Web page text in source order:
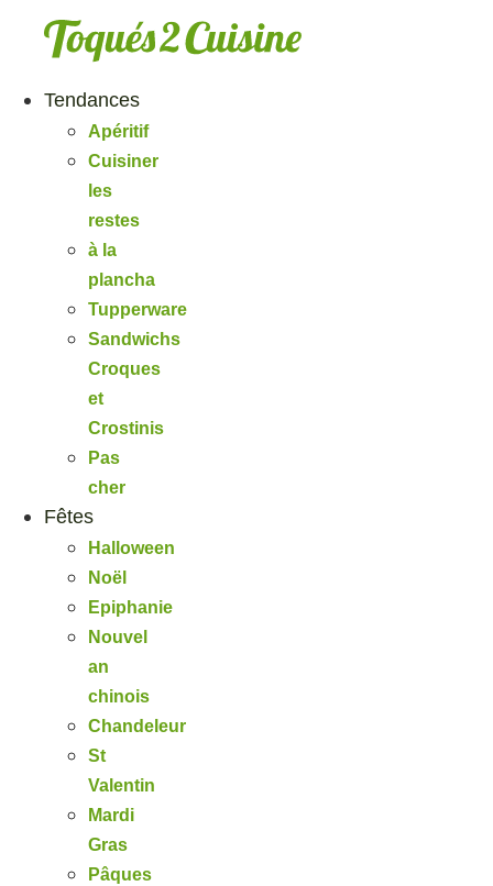
Tendances
Apéritif
Cuisiner
les
restes
à la
plancha
Tupperware
Sandwichs
Croques
et
Crostinis
Pas
cher
Fêtes
Halloween
Noël
Epiphanie
Nouvel
an
chinois
Chandeleur
St
Valentin
Mardi
Gras
Pâques